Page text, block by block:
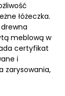
łóżeczka.
meblową w
certyfikat
i
zarysowania,